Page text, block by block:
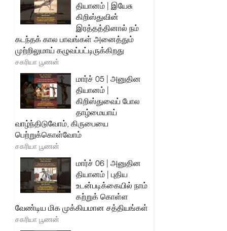
தியானம் | இயேசு
கிறிஸ்துவின்
இரத்தத்தினால் நம்
கடந்தக் கால பாவங்கள் அனைத்தும்
முற்றிலுமாய் கழுவப்பட்டிருக்கிறது
சகரியா பூணன்
மார்ச் 05 | அனுதின
தியானம் |
கிறிஸ்துவைப் போல
தாழ்மையாய்
வாழ்ந்திடுவோம், கிருபையை
பெற்றுக்கொள்வோம்
சகரியா பூணன்
மார்ச் 06 | அனுதின
தியானம் | புதிய
உடன்படிக்கையில் நாம்
கற்றுக் கொள்ள
வேண்டிய மிக முக்கியமான சத்தியங்கள்
சகரியா பூணன்